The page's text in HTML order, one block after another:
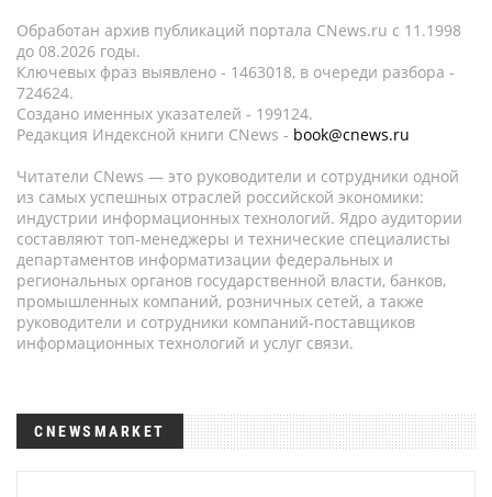
Обработан архив публикаций портала CNews.ru c 11.1998
до 08.2026 годы.
Ключевых фраз выявлено - 1463018, в очереди разбора -
724624.
Создано именных указателей - 199124.
Редакция Индексной книги CNews - book@cnews.ru
Читатели CNews — это руководители и сотрудники одной
из самых успешных отраслей российской экономики:
индустрии информационных технологий. Ядро аудитории
составляют топ-менеджеры и технические специалисты
департаментов информатизации федеральных и
региональных органов государственной власти, банков,
промышленных компаний, розничных сетей, а также
руководители и сотрудники компаний-поставщиков
информационных технологий и услуг связи.
CNEWSMARKET